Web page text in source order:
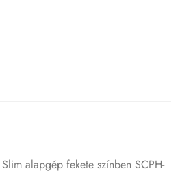
alapgép fekete színben SCPH-